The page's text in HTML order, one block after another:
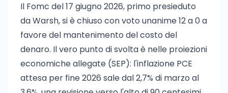
Il Fomc del 17 giugno 2026, primo presieduto
da Warsh, si è chiuso con voto unanime 12 a 0 a
favore del mantenimento del costo del
denaro. Il vero punto di svolta è nelle proiezioni
economiche allegate (SEP): l'inflazione PCE
attesa per fine 2026 sale dal 2,7% di marzo al